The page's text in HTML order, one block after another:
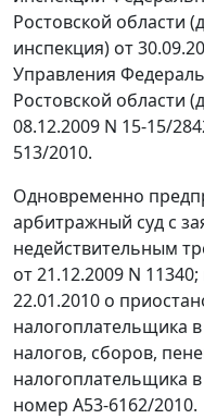
Ростовской области
инспекция) от
Управления
Ростовской области
08.12.2009 N 15-15/
513/2010.
Одновременно
арбитражный суд с
недействительным
от 21.12.2009 N
22.01.2010 о
налогоплательщика
налогов, сборов,
налогоплательщика
номер А53-6162/2010.